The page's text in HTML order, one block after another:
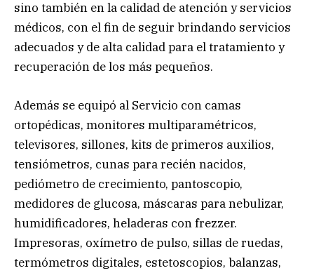
sino también en la calidad de atención y servicios
médicos, con el fin de seguir brindando servicios
adecuados y de alta calidad para el tratamiento y
recuperación de los más pequeños.
Además se equipó al Servicio con camas
ortopédicas, monitores multiparamétricos,
televisores, sillones, kits de primeros auxilios,
tensiómetros, cunas para recién nacidos,
pediómetro de crecimiento, pantoscopio,
medidores de glucosa, máscaras para nebulizar,
humidificadores, heladeras con frezzer.
Impresoras, oxímetro de pulso, sillas de ruedas,
termómetros digitales, estetoscopios, balanzas,